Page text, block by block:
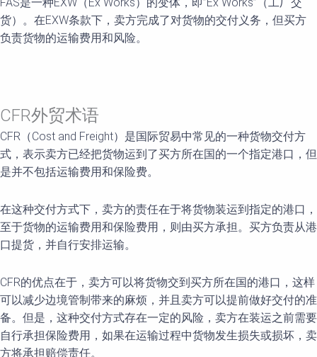
货）。在EXW条款下，卖方完成了对货物的交付义务，但买方
负责货物的运输费用和风险。
CFR外贸术语
CFR（Cost and Freight）是国际贸易中常见的一种货物交付方
式，表示卖方已经把货物运到了买方所在国的一个指定港口，但
是并不包括运输费用和保险费。
在这种交付方式下，卖方的责任在于将货物装运到指定的港口，
至于货物的运输费用和保险费用，则由买方承担。买方负责从港
口提货，并自行安排运输。
CFR的优点在于，卖方可以将货物交到买方所在国的港口，这样
可以减少边境管制带来的麻烦，并且卖方可以提前做好交付的准
备。但是，这种交付方式存在一定的风险，卖方在装运之前需要
自行承担保险费用，如果在运输过程中货物发生损失或损坏，卖
方将承担赔偿责任。